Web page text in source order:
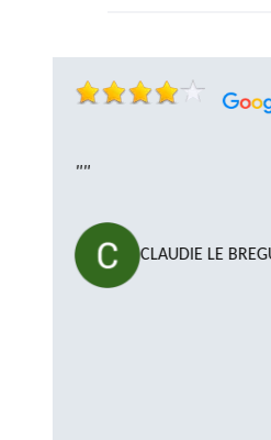
""
CLAUDIE LE